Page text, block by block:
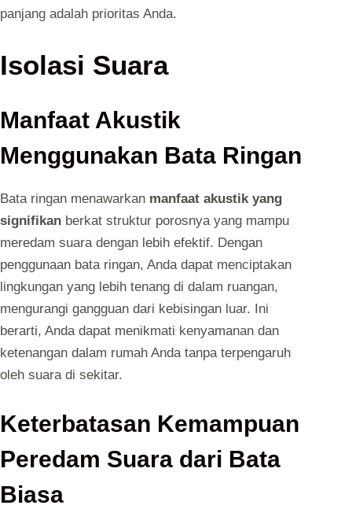
panjang adalah prioritas Anda.
Isolasi Suara
Manfaat Akustik
Menggunakan Bata Ringan
Bata ringan menawarkan manfaat akustik yang
signifikan berkat struktur porosnya yang mampu
meredam suara dengan lebih efektif. Dengan
penggunaan bata ringan, Anda dapat menciptakan
lingkungan yang lebih tenang di dalam ruangan,
mengurangi gangguan dari kebisingan luar. Ini
berarti, Anda dapat menikmati kenyamanan dan
ketenangan dalam rumah Anda tanpa terpengaruh
oleh suara di sekitar.
Keterbatasan Kemampuan
Peredam Suara dari Bata
Biasa